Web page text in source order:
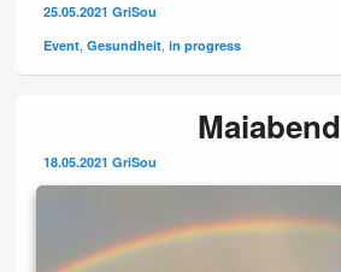
25.05.2021 GriSou
Event ,Gesundheit ,in progress
Maiabend
18.05.2021 GriSou